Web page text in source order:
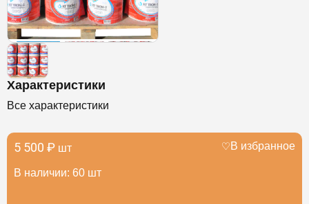
Характеристики
Все характеристики
5 500 ₽ шт
В наличии: 60 шт
В избранное